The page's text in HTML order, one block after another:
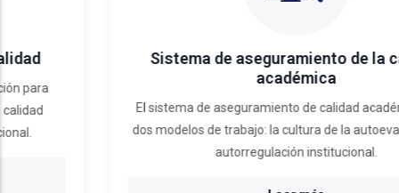
Sistema de aseguramiento de la calidad
El sistema de aseguramiento de calidad académica sigue
dos modelos de trabajo: la cultura de la autoevaluación y la
autorregulación institucional.